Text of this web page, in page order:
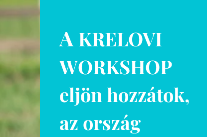
A KRELOVI
WORKSHOP
eljön hozzátok,
az ország